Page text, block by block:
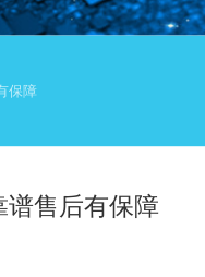
保障
售后有保障